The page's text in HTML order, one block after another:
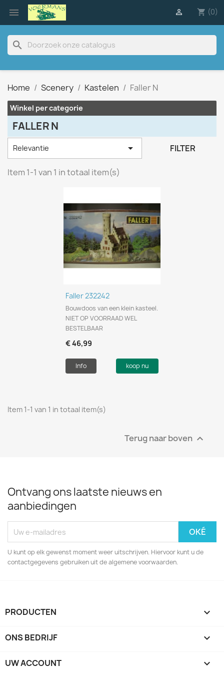
 shopping_cart (0)

search
Home Scenery Kastelen Faller N
Winkel per categorie
FALLER N
Relevantie  FILTER
Item 1-1 van 1 in totaal item(s)
Faller 232242
Bouwdoos van een klein kasteel.
NIET OP VOORRAAD WEL
BESTELBAAR
€ 46,99
Info koop nu
Item 1-1 van 1 in totaal item(s)
Terug naar boven 
Ontvang ons laatste nieuws en
aanbiedingen
U kunt op elk gewenst moment weer uitschrijven. Hiervoor kunt u de
contactgegevens gebruiken uit de algemene voorwaarden.
PRODUCTEN 
ONS BEDRIJF 
UW ACCOUNT 